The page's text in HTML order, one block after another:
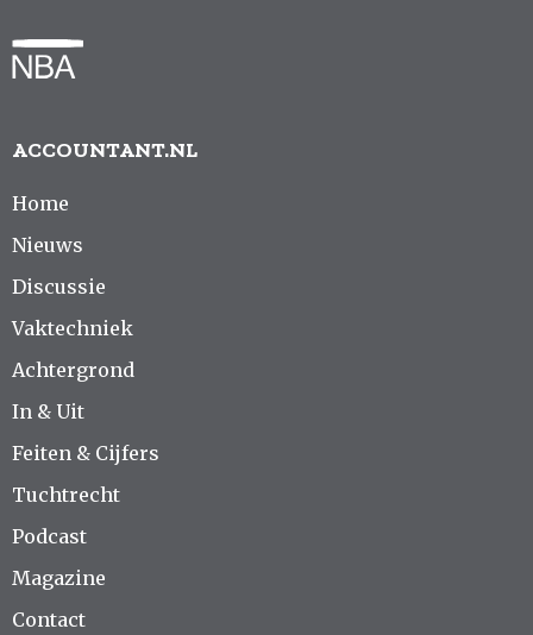
ACCOUNTANT.NL
Home
Nieuws
Discussie
Vaktechniek
Achtergrond
In & Uit
Feiten & Cijfers
Tuchtrecht
Podcast
Magazine
Contact